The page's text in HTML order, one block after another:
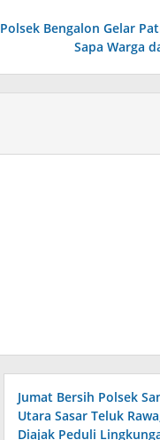
Polsek Bengalon Gelar
Sapa Warga
Jumat Bersih Polsek
Utara Sasar Teluk
Diajak Peduli